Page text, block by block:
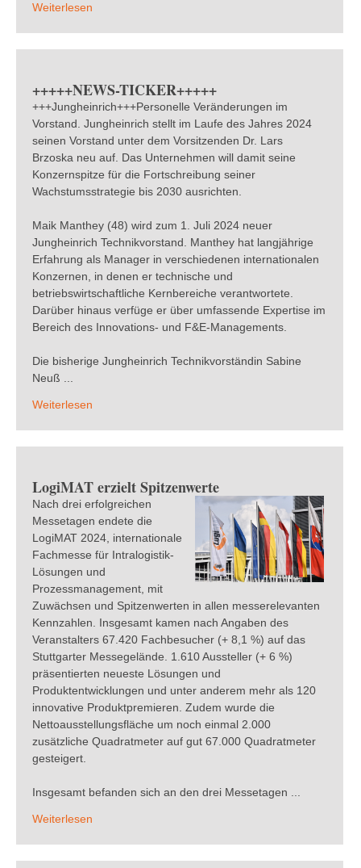
Weiterlesen
+++++NEWS-TICKER+++++
+++Jungheinrich+++Personelle Veränderungen im
Vorstand. Jungheinrich stellt im Laufe des Jahres 2024
seinen Vorstand unter dem Vorsitzenden Dr. Lars
Brzoska neu auf. Das Unternehmen will damit seine
Konzernspitze für die Fortschreibung seiner
Wachstumsstrategie bis 2030 ausrichten.
Maik Manthey (48) wird zum 1. Juli 2024 neuer
Jungheinrich Technikvorstand. Manthey hat langjährige
Erfahrung als Manager in verschiedenen internationalen
Konzernen, in denen er technische und
betriebswirtschaftliche Kernbereiche verantwortete.
Darüber hinaus verfüge er über umfassende Expertise im
Bereich des Innovations- und F&E-Managements.
Die bisherige Jungheinrich Technikvorständin Sabine
Neuß ...
Weiterlesen
LogiMAT erzielt Spitzenwerte
Nach drei erfolgreichen
Messetagen endete die
LogiMAT 2024, internationale
Fachmesse für Intralogistik-
Lösungen und
Prozessmanagement, mit
Zuwächsen und Spitzenwerten in allen messerelevanten
Kennzahlen. Insgesamt kamen nach Angaben des
Veranstalters 67.420 Fachbesucher (+ 8,1 %) auf das
Stuttgarter Messegelände. 1.610 Aussteller (+ 6 %)
präsentierten neueste Lösungen und
Produktentwicklungen und unter anderem mehr als 120
innovative Produktpremieren. Zudem wurde die
Nettoausstellungsfläche um noch einmal 2.000
zusätzliche Quadratmeter auf gut 67.000 Quadratmeter
gesteigert.
Insgesamt befanden sich an den drei Messetagen ...
Weiterlesen